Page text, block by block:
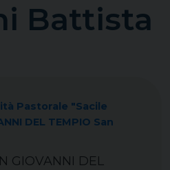
Battista
Pastorale "Sacile
DEL TEMPIO San
GIOVANNI DEL